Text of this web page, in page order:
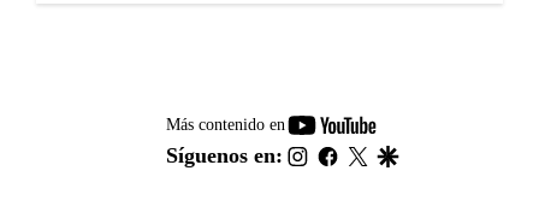
Más contenido en
youtube-
footer
Síguenos en: instagram
facebook
twitter